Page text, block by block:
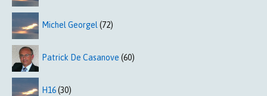
Michel Georgel (72)
Patrick De Casanove (60)
H16(30)